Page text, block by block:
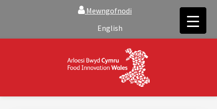
Mewngofnodi
English
FOOD INNOVATION WALES